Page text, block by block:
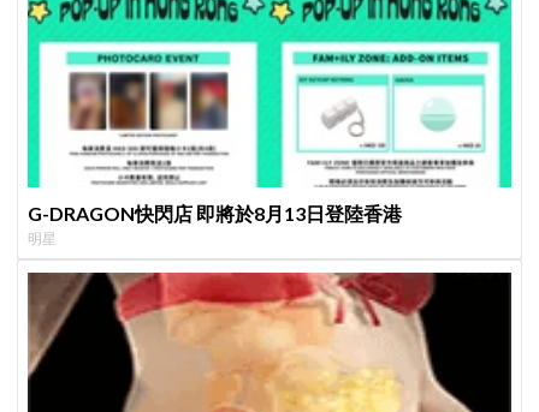
G-DRAGON快閃店 即將於8月13日登陸香港
明星